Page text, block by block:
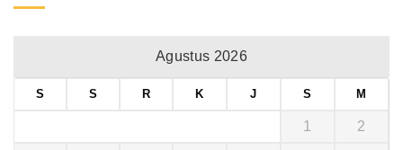
Agustus 2026
S S R K J S M
1 2